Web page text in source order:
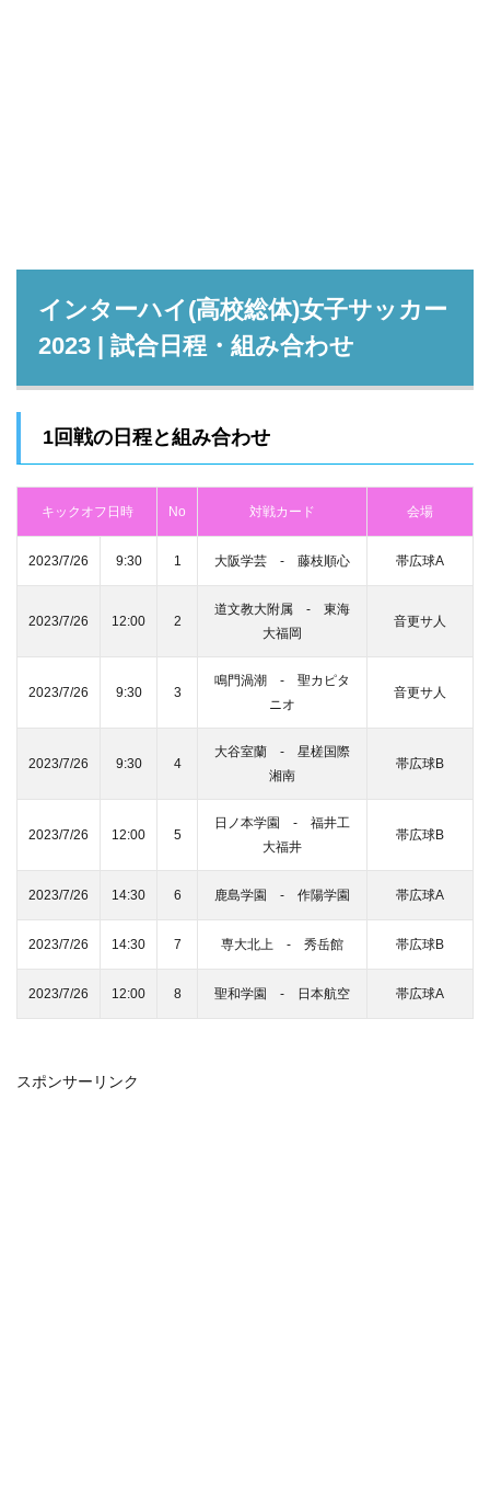
インターハイ(高校総体)女子サッカー
2023 | 試合日程・組み合わせ
1回戦の日程と組み合わせ
キックオフ日時 No 対戦カード 会場
2023/7/26 9:30 1 大阪学芸 ‐ 藤枝順心 帯広球A
2023/7/26 12:00 2
道文教大附属 ‐ 東海
大福岡
音更サ人
2023/7/26 9:30 3
鳴門渦潮 ‐ 聖カピタ
ニオ
音更サ人
2023/7/26 9:30 4
大谷室蘭 ‐ 星槎国際
湘南
帯広球B
2023/7/26 12:00 5
日ノ本学園 ‐ 福井工
大福井
帯広球B
2023/7/26 14:30 6 鹿島学園 ‐ 作陽学園 帯広球A
2023/7/26 14:30 7 専大北上 ‐ 秀岳館 帯広球B
2023/7/26 12:00 8 聖和学園 ‐ 日本航空 帯広球A
スポンサーリンク